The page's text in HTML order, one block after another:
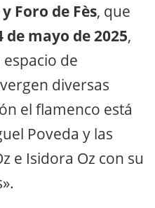
Foro de Fès, que
de mayo de 2025,
de
diversas
el flamenco está
Poveda y las
e Isidora Oz con su